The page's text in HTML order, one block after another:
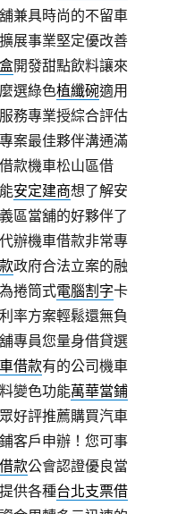
兼具時尚的不留車
展事業堅定優改善
開發甜點飲料讓來
選綠色植纖碗適用
務專業授綜合評估
案最佳夥伴溝通滿
款機車松山區借
安定建商想了解安
區當舖的好夥伴了
辦機車借款非常專
政府合法立案的融
捲筒式電腦割字卡
率方案輕鬆還無負
專員您量身借貸選
借款有的公司機車
變色功能萬華當鋪
好評推薦購買汽車
客戶申辦！您可事
款公會認證優良當
供各種台北支票借